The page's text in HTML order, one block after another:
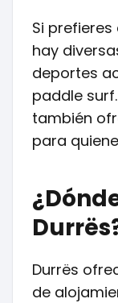
Si
hay
deportes
paddle
también
para
Durrës
de